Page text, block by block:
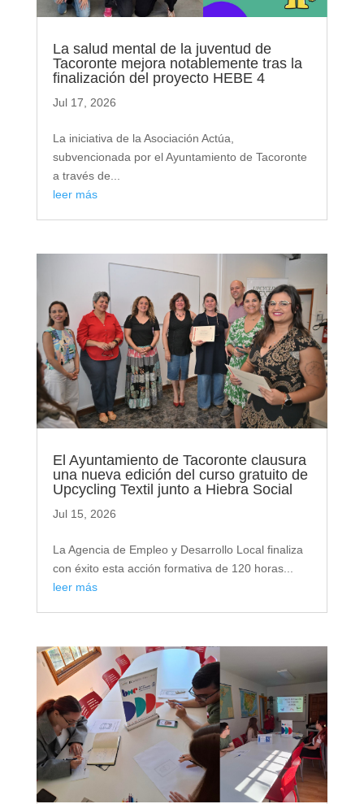
La salud mental de la juventud de
Tacoronte mejora notablemente tras la
finalización del proyecto HEBE 4
Jul 17, 2026
La iniciativa de la Asociación Actúa,
subvencionada por el Ayuntamiento de Tacoronte
a través de...
leer más
El Ayuntamiento de Tacoronte clausura
una nueva edición del curso gratuito de
Upcycling Textil junto a Hiebra Social
Jul 15, 2026
La Agencia de Empleo y Desarrollo Local finaliza
con éxito esta acción formativa de 120 horas...
leer más